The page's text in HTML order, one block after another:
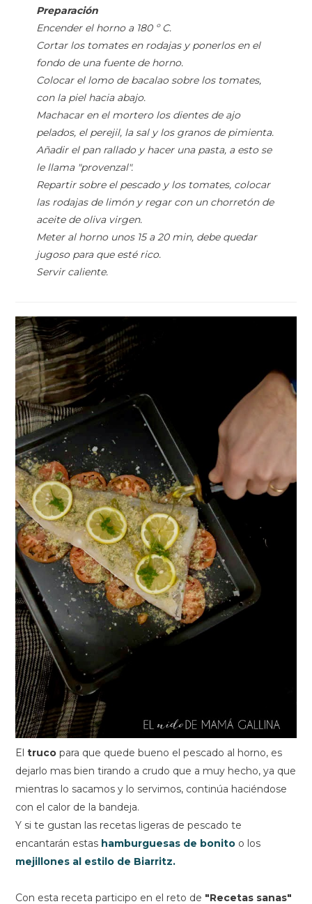
Preparación
Encender el horno a 180 º C.
Cortar los tomates en rodajas y ponerlos en el
fondo de una fuente de horno.
Colocar el lomo de bacalao sobre los tomates,
con la piel hacia abajo.
Machacar en el mortero los dientes de ajo
pelados, el perejil, la sal y los granos de pimienta.
Añadir el pan rallado y hacer una pasta, a esto se
le llama "provenzal".
Repartir sobre el pescado y los tomates, colocar
las rodajas de limón y regar con un chorretón de
aceite de oliva virgen.
Meter al horno unos 15 a 20 min, debe quedar
jugoso para que esté rico.
Servir caliente.
El trucopara que quede bueno el pescado al horno, es
dejarlo mas bien tirando a crudo que a muy hecho, ya que
mientras lo sacamos y lo servimos, continúa haciéndose
con el calor de la bandeja.
Y si te gustan las recetas ligeras de pescado te
encantarán estas hamburguesas de bonito o los
mejillones al estilo de Biarritz.
Con esta receta participo en el reto de "Recetas sanas"